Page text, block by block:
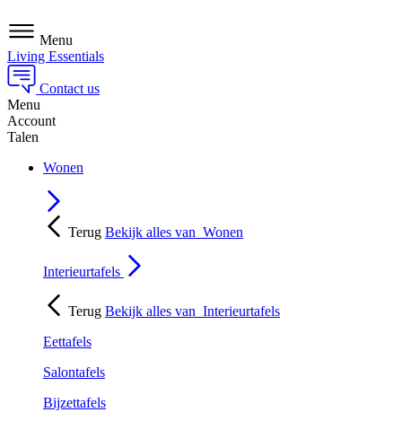
Menu
Living Essentials
Contact us
Menu
Account
Talen
Wonen
Terug Bekijk alles van Wonen
Interieurtafels
Terug Bekijk alles van Interieurtafels
Eettafels
Salontafels
Bijzettafels